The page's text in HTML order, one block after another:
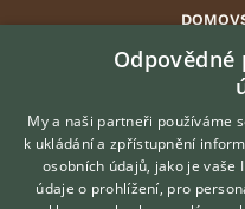
Odpovědné
My a naši partneři používáme
k ukládání a zpřístupnění
osobních údajů, jako je vaše
údaje o prohlížení, pro